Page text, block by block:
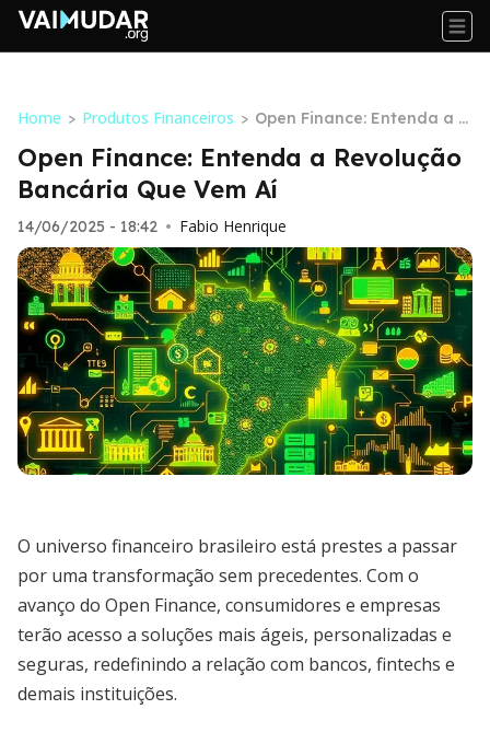
Home > Produtos Financeiros > Open Finance: Entenda a R
evolução Bancária Que Ve
m Aí
Open Finance: Entenda a Revolução
Bancária Que Vem Aí
14/06/2025 - 18:42 • Fabio Henrique
O universo financeiro brasileiro está prestes a passar
por uma transformação sem precedentes. Com o
avanço do Open Finance, consumidores e empresas
terão acesso a soluções mais ágeis, personalizadas e
seguras, redefinindo a relação com bancos, fintechs e
demais instituições.